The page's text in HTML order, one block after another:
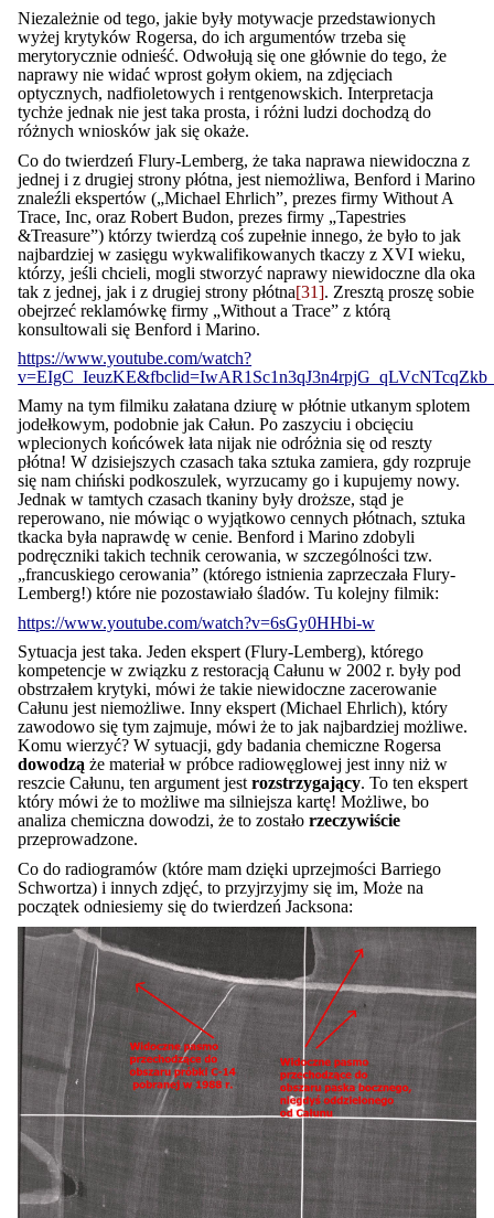
Niezależnie od tego, jakie były motywacje przedstawionych
wyżej krytyków Rogersa, do ich argumentów trzeba się
merytorycznie odnieść. Odwołują się one głównie do tego, że
naprawy nie widać wprost gołym okiem, na zdjęciach
optycznych, nadfioletowych i rentgenowskich. Interpretacja
tychże jednak nie jest taka prosta, i różni ludzi dochodzą do
różnych wniosków jak się okaże.
Co do twierdzeń Flury-Lemberg, że taka naprawa niewidoczna z
jednej i z drugiej strony płótna, jest niemożliwa, Benford i Marino
znaleźli ekspertów („Michael Ehrlich”, prezes firmy Without A
Trace, Inc, oraz Robert Budon, prezes firmy „Tapestries
&Treasure”) którzy twierdzą coś zupełnie innego, że było to jak
najbardziej w zasięgu wykwalifikowanych tkaczy z XVI wieku,
którzy, jeśli chcieli, mogli stworzyć naprawy niewidoczne dla oka
tak z jednej, jak i z drugiej strony płótna[31]. Zresztą proszę sobie
obejrzeć reklamówkę firmy „Without a Trace” z którą
konsultowali się Benford i Marino.
https://www.youtube.com/watch?
Mamy na tym filmiku załatana dziurę w płótnie utkanym splotem
jodełkowym, podobnie jak Całun. Po zaszyciu i obcięciu
wplecionych końcówek łata nijak nie odróżnia się od reszty
płótna! W dzisiejszych czasach taka sztuka zamiera, gdy rozpruje
się nam chiński podkoszulek, wyrzucamy go i kupujemy nowy.
Jednak w tamtych czasach tkaniny były droższe, stąd je
reperowano, nie mówiąc o wyjątkowo cennych płótnach, sztuka
tkacka była naprawdę w cenie. Benford i Marino zdobyli
podręczniki takich technik cerowania, w szczególności tzw.
„francuskiego cerowania” (którego istnienia zaprzeczała Flury-
Lemberg!) które nie pozostawiało śladów. Tu kolejny filmik:
https://www.youtube.com/watch?v=6sGy0HHbi-w
Sytuacja jest taka. Jeden ekspert (Flury-Lemberg), którego
kompetencje w związku z restoracją Całunu w 2002 r. były pod
obstrzałem krytyki, mówi że takie niewidoczne zacerowanie
Całunu jest niemożliwe. Inny ekspert (Michael Ehrlich), który
zawodowo się tym zajmuje, mówi że to jak najbardziej możliwe.
Komu wierzyć? W sytuacji, gdy badania chemiczne Rogersa
dowodzą że materiał w próbce radiowęglowej jest inny niż w
reszcie Całunu, ten argument jestrozstrzygający. To ten ekspert
który mówi że to możliwe ma silniejsza kartę! Możliwe, bo
analiza chemiczna dowodzi, że to zostałorzeczywiście
przeprowadzone.
Co do radiogramów (które mam dzięki uprzejmości Barriego
Schwortza) i innych zdjęć, to przyjrzyjmy się im, Może na
początek odniesiemy się do twierdzeń Jacksona: